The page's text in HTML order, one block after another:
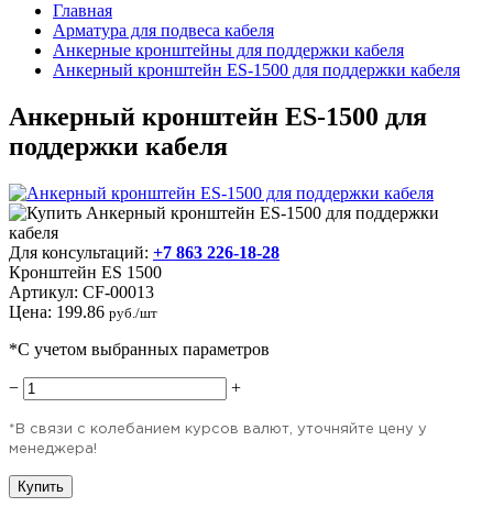
Главная
Арматура для подвеса кабеля
Анкерные кронштейны для поддержки кабеля
Анкерный кронштейн ES-1500 для поддержки кабеля
Анкерный кронштейн ES-1500 для
поддержки кабеля
Для консультаций: +7 863 226-18-28
Кронштейн ES 1500
Артикул: CF-00013
Цена: 199.86 руб./шт
*С учетом выбранных параметров
− +
*В связи с колебанием курсов валют, уточняйте цену у
менеджера!
Купить